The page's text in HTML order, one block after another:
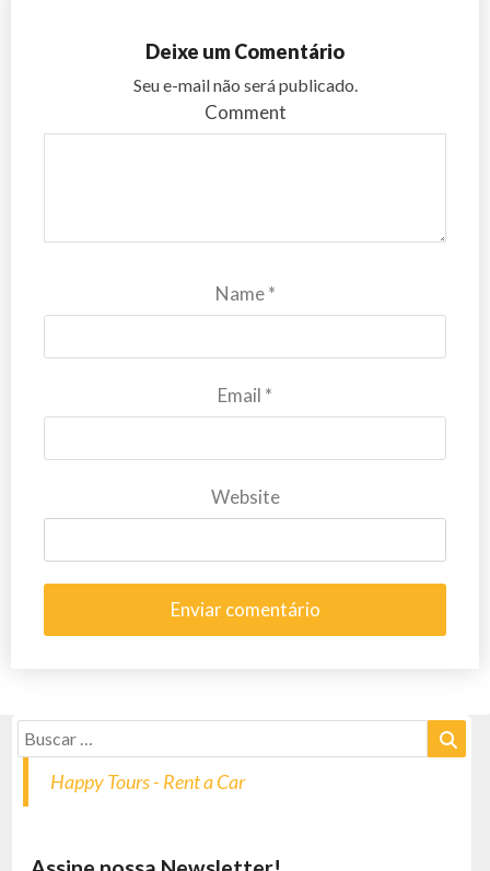
Deixe um Comentário
Seu e-mail não será publicado.
Comment
Name*
Email *
Website
Happy Tours - Rent a Car